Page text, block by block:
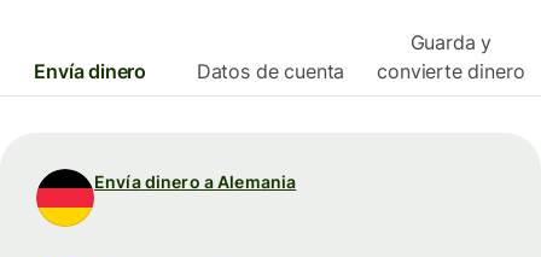
Envía dinero Datos de cuenta
Guarda y
convierte dinero
Envía dinero a Alemania